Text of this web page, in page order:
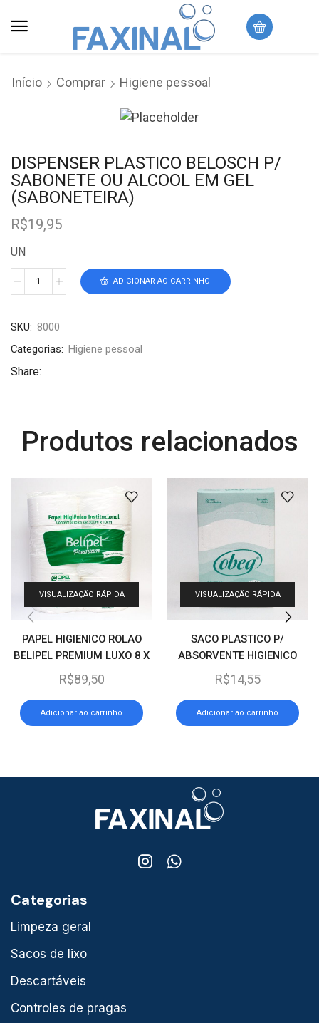
Início Comprar Higiene pessoal
DISPENSER PLASTICO BELOSCH P/
SABONETE OU ALCOOL EM GEL
(SABONETEIRA)
R$19,95
UN
ADICIONAR AO CARRINHO
SKU: 8000
Categorias: Higiene pessoal
Share:
Produtos relacionados
VISUALIZAÇÃO RÁPIDA
PAPEL HIGIENICO ROLAO
BELIPEL PREMIUM LUXO 8 X
300 M.
R$89,50
Adicionar ao carrinho
VISUALIZAÇÃO RÁPIDA
SACO PLASTICO P/
ABSORVENTE HIGIENICO
OBEG C/25 VERDE
R$14,55
Adicionar ao carrinho
Categorias
Limpeza geral
Sacos de lixo
Descartáveis
Controles de pragas